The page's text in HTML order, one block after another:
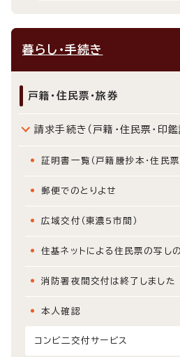
暮らし・手続き
戸籍・住民票・旅券
請求手続き（戸籍・住民票・印鑑
証明書一覧（戸籍謄抄本・住民票
郵便でのとりよせ
広域交付（東濃5市間）
住基ネットによる住民票の写し
消防署夜間交付は終了しました
本人確認
コンビ二交付サービス